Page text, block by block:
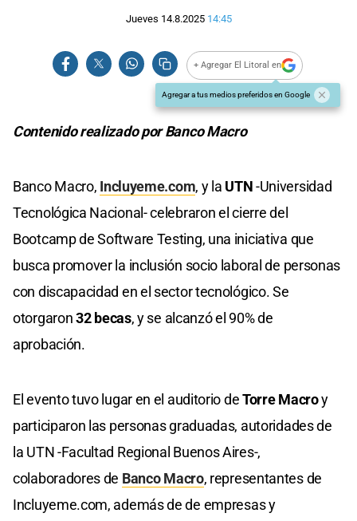
Jueves 14.8.2025 14:45
+ Agregar El Litoral en
Agregar a tus medios preferidos en Google
Contenido realizado por Banco Macro
Banco Macro, Incluyeme.com, y la UTN-Universidad
Tecnológica Nacional- celebraron el cierre del
Bootcamp de Software Testing, una iniciativa que
busca promover la inclusión socio laboral de personas
con discapacidad en el sector tecnológico. Se
otorgaron32 becas, y se alcanzó el 90% de
aprobación.
El evento tuvo lugar en el auditorio deTorre Macroy
participaron las personas graduadas, autoridades de
la UTN -Facultad Regional Buenos Aires-,
colaboradores de Banco Macro, representantes de
Incluyeme.com, además de de empresas y